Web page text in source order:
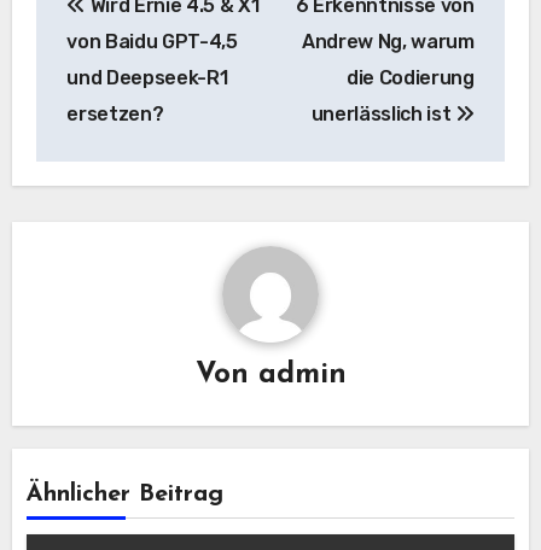
Navigation
Wird Ernie 4.5 & X1
von Baidu GPT-4,5
und Deepseek-R1
ersetzen?
6 Erkenntnisse von
Andrew Ng, warum
die Codierung
unerlässlich ist
Von admin
Ähnlicher Beitrag